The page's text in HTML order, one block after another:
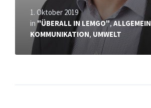
1. Oktober 2019
in "ÜBERALL IN LEMGO",ALLGEMEIN
KOMMUNIKATION,UMWELT